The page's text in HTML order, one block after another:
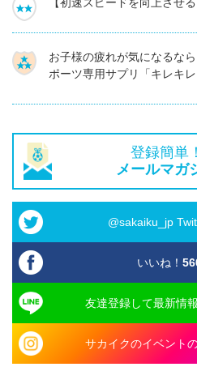
お子様の疲れが気になるな
ポーツ専用サプリ「キレキレ
登録簡単
メールマガ
@sakaiku_jp
いいね！
友達登録して最新情
サカイクのイベント